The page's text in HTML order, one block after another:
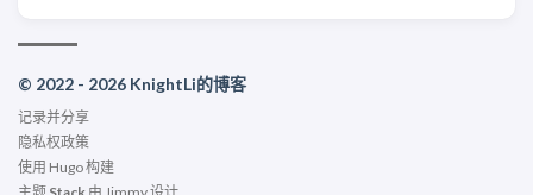
© 2022 - 2026 KnightLi的博客
记录并分享
隐私权政策
使用 Hugo构建
主题 Stack 由 Jimmy设计